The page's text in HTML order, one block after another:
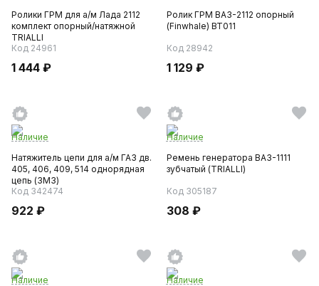
Ролики ГРМ для а/м Лада 2112
комплект опорный/натяжной
TRIALLI
Код 24961
1 444 ₽
Ролик ГРМ ВАЗ-2112 опорный
(Finwhale) BT011
Код 28942
1 129 ₽
Наличие
Натяжитель цепи для а/м ГАЗ дв.
405, 406, 409, 514 однорядная
цепь (ЗМЗ)
Код 342474
922 ₽
Наличие
Ремень генератора ВАЗ-1111
зубчатый (TRIALLI)
Код 305187
308 ₽
Наличие
Наличие